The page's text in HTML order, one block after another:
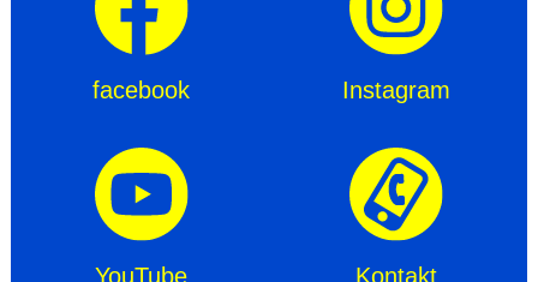
facebook Instagram
YouTube Kontakt